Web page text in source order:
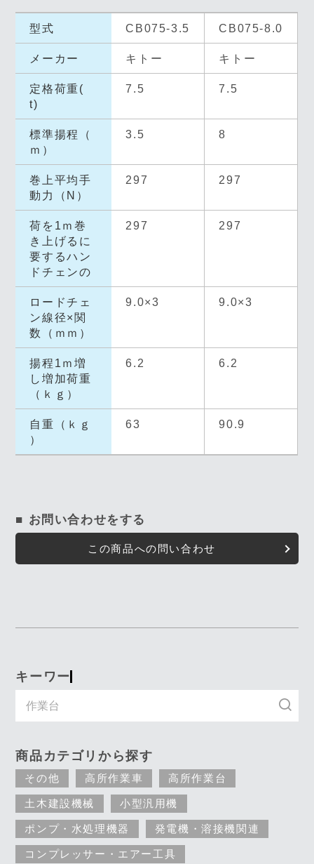
型式 CB075-3.5 CB075-8.0
メーカー キトー キトー
定格荷重(
t)
7.5 7.5
標準揚程（
ｍ）
3.5 8
巻上平均手
動力（N）
297 297
荷を1ｍ巻
き上げるに
要するハン
ドチェンの
297 297
ロードチェ
ン線径×関
数（ｍｍ）
9.0×3 9.0×3
揚程1ｍ増
し増加荷重
（ｋｇ）
6.2 6.2
自重（ｋｇ
）
63 90.9
■ お問い合わせをする
この商品への問い合わせ
キーワード入力で探す
商品カテゴリから探す
その他 高所作業車 高所作業台
土木建設機械 小型汎用機
ポンプ・水処理機器 発電機・溶接機関連
コンプレッサー・エアー工具